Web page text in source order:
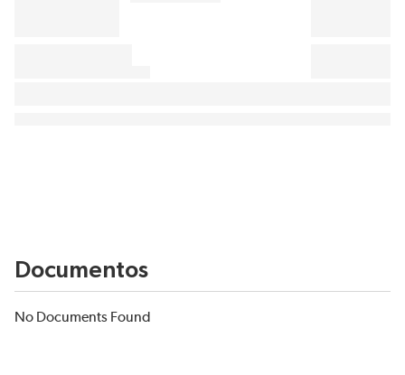
Documentos
No Documents Found